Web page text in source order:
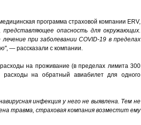
программа страховой компании ERV,
опасность для окружающих.
при заболевании COVID-19 в пределах
, — рассказали с компании.
на проживание (в пределах лимита 300
на обратный авиабилет для одного
инфекция у него не выявлена. Тем не
травма, страховая компания возместит ему